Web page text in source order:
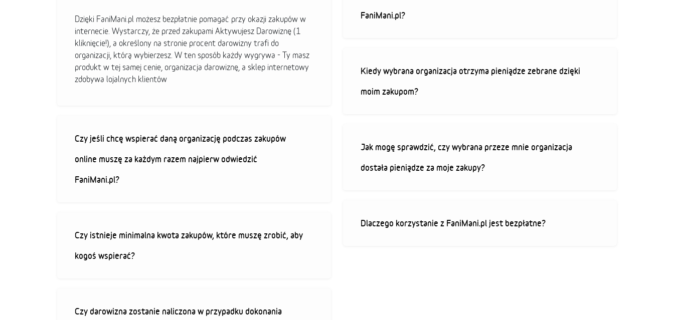
Dzięki FaniMani.pl możesz bezpłatnie pomagać przy okazji zakupów w
internecie. Wystarczy, że przed zakupami Aktywujesz Darowiznę (1
kliknięcie!), a określony na stronie procent darowizny trafi do
organizacji, którą wybierzesz. W ten sposób każdy wygrywa - Ty masz
produkt w tej samej cenie, organizacja darowiznę, a sklep internetowy
zdobywa lojalnych klientów
Czy jeśli chcę wspierać daną organizację podczas zakupów
online muszę za każdym razem najpierw odwiedzić
FaniMani.pl?
Czy istnieje minimalna kwota zakupów, które muszę zrobić, aby
kogoś wspierać?
Czy darowizna zostanie naliczona w przypadku dokonania
FaniMani.pl?
Kiedy wybrana organizacja otrzyma pieniądze zebrane dzięki
moim zakupom?
Jak mogę sprawdzić, czy wybrana przeze mnie organizacja
dostała pieniądze za moje zakupy?
Dlaczego korzystanie z FaniMani.pl jest bezpłatne?